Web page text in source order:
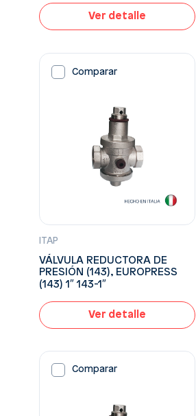
Ver detalle
Comparar
ITAP
VÁLVULA REDUCTORA DE
PRESIÓN (143), EUROPRESS
(143) 1″ 143-1″
Ver detalle
Comparar